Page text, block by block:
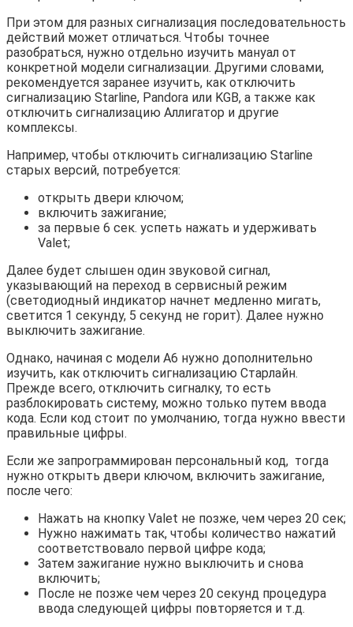
При этом для разных сигнализация последовательность
действий может отличаться. Чтобы точнее
разобраться, нужно отдельно изучить мануал от
конкретной модели сигнализации. Другими словами,
рекомендуется заранее изучить, как отключить
сигнализацию Starline, Pandora или KGB, а также как
отключить сигнализацию Аллигатор и другие
комплексы.
Например, чтобы отключить сигнализацию Starline
старых версий, потребуется:
открыть двери ключом;
включить зажигание;
за первые 6 сек. успеть нажать и удерживать
Valet;
Далее будет слышен один звуковой сигнал,
указывающий на переход в сервисный режим
(светодиодный индикатор начнет медленно мигать,
светится 1 секунду, 5 секунд не горит). Далее нужно
выключить зажигание.
Однако, начиная с модели А6 нужно дополнительно
изучить, как отключить сигнализацию Старлайн.
Прежде всего, отключить сигналку, то есть
разблокировать систему, можно только путем ввода
кода. Если код стоит по умолчанию, тогда нужно ввести
правильные цифры.
Если же запрограммирован персональный код, тогда
нужно открыть двери ключом, включить зажигание,
после чего:
Нажать на кнопку Valet не позже, чем через 20 сек;
Нужно нажимать так, чтобы количество нажатий
соответствовало первой цифре кода;
Затем зажигание нужно выключить и снова
включить;
После не позже чем через 20 секунд процедура
ввода следующей цифры повторяется и т.д.